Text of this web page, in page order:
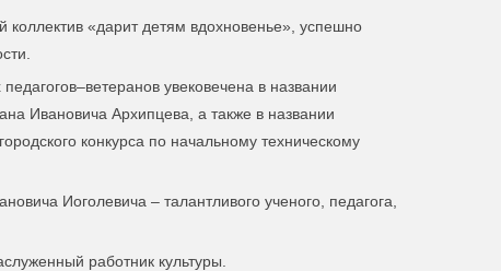
коллектив «дарит детям вдохновенье», успешно
увековечена в названии
Ивановича Архипцева, а также в названии
конкурса по начальному техническому
Иоголевича – талантливого ученого, педагога,
работник культуры.